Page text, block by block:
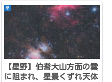
星
【星野】伯耆大山方面の雲
に阻まれ、星景くずれ天体